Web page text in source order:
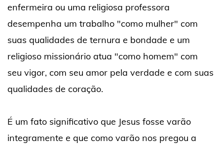
enfermeira ou uma religiosa professora
desempenha um trabalho "como mulher" com
suas qualidades de ternura e bondade e um
religioso missionário atua "como homem" com
seu vigor, com seu amor pela verdade e com suas
qualidades de coração.
É um fato significativo que Jesus fosse varão
integramente e que como varão nos pregou a